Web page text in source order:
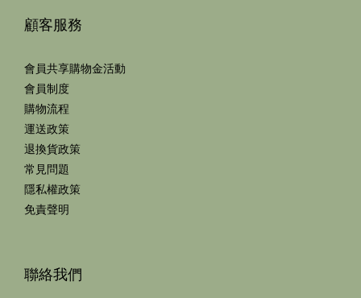
顧客服務
會員共享購物金活動
會員制度
購物流程
運送政策
退換貨政策
常見問題
隱私權政策
免責聲明
聯絡我們